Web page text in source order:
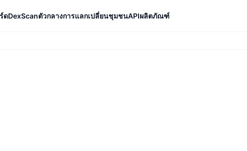
ดDexScanตัวกลางการแลกเปลี่ยนชุมชนAPIผลิตภัณฑ์
พย์ตามราคาตลาด (24 ชม.)